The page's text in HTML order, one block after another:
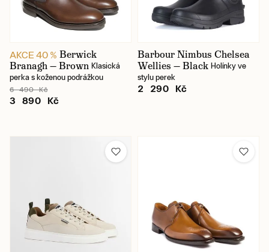
AKCE 40 % Berwick
Branagh — Brown Klasická
perka s koženou podrážkou
6 490 Kč
3 890 Kč
Barbour Nimbus Chelsea
Wellies — Black Holínky ve
stylu perek
2 290 Kč